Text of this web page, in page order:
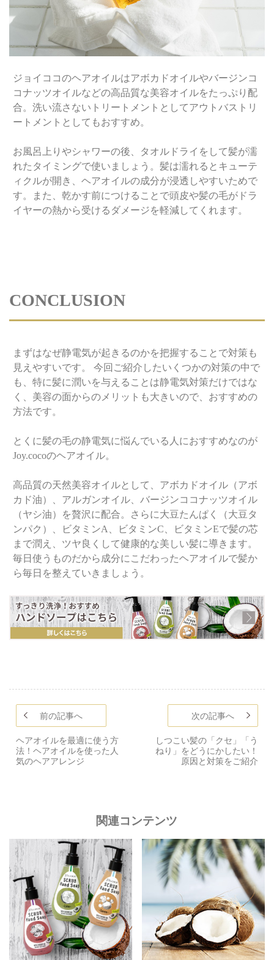
ジョイココのヘアオイルはアボカドオイルやバージンコ
コナッツオイルなどの高品質な美容オイルをたっぷり配
合。洗い流さないトリートメントとしてアウトバストリ
ートメントとしてもおすすめ。
お風呂上りやシャワーの後、タオルドライをして髪が濡
れたタイミングで使いましょう。髪は濡れるとキューテ
ィクルが開き、ヘアオイルの成分が浸透しやすいためで
す。また、乾かす前につけることで頭皮や髪の毛がドラ
イヤーの熱から受けるダメージを軽減してくれます。
CONCLUSION
まずはなぜ静電気が起きるのかを把握することで対策も
見えやすいです。 今回ご紹介したいくつかの対策の中で
も、特に髪に潤いを与えることは静電気対策だけではな
く、美容の面からのメリットも大きいので、おすすめの
方法です。
とくに髪の毛の静電気に悩んでいる人におすすめなのが
Joy.cocoのヘアオイル。
高品質の天然美容オイルとして、アボカドオイル（アボ
カド油）、アルガンオイル、バージンココナッツオイル
（ヤシ油）を贅沢に配合。さらに大豆たんぱく（大豆タ
ンパク）、ビタミンA、ビタミンC、ビタミンEで髪の芯
まで潤え、ツヤ良くして健康的な美しい髪に導きます。
毎日使うものだから成分にこだわったヘアオイルで髪か
ら毎日を整えていきましょう。
前の記事へ
ヘアオイルを最適に使う方
法！ヘアオイルを使った人
気のヘアアレンジ
次の記事へ
しつこい髪の「クセ」「う
ねり」をどうにかしたい！
原因と対策をご紹介
関連コンテンツ